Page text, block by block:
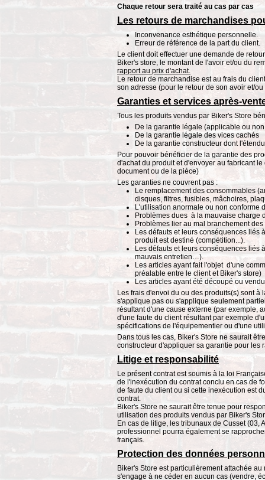
Chaque retour sera traité au cas par cas
Les retours de marchandises
Inconvenance esthétique personnelle.
Erreur de référence de la part du client.
Le client doit effectuer une demande de
Biker's store, le montant de l'avoir et/ou du
rapport au prix d'achat.
Le retour de marchandise est au frais du
son adresse (pour le retour de son avoir et/
Garanties et services après-
Tous les produits vendus par Biker's Store
De la garantie légale (applicable ou
De la garantie légale des vices cachés
De la garantie constructeur dont
Pour pouvoir bénéficier de la garantie des
d'achat du produit et d'envoyer au fabricant
document ou de la pièce)
Les garanties ne couvrent pas :
Le remplacement des consommables
disques, filtres, fusibles, mâchoires,
L'utilisation anormale ou non conforme
Problèmes dues à la mauvaise charge
Problèmes lier au mal branchement
Les défauts et leurs conséquences liés
produit est destiné (compétition...).
Les défauts et leurs conséquences liés
mauvais entretien…).
Les articles ayant fait l'objet d'une
préalable entre le client et Biker's store)
Les articles ayant été découpé ou
Les frais d'envoi du ou des produits(s) sont
s'applique pas ou s'applique seulement
résultant d'une cause externe (par exemple,
d'une faute du client résultant par exemple
spécifications de l'équipementier ou d'une
Dans tous les cas, Biker's Store ne saurait
constructeur d'appliquer sa garantie pour les
Litige et responsabilité
Le présent contrat est soumis à la loi
de l'inexécution du contrat conclu en cas de
de faute du client ou si cette inexécution est
contrat.
Biker's Store ne saurait être tenue pour
utilisation des produits vendus par Biker's
En cas de litige, les tribunaux de Cusset (03,
professionnel pourra également se
français.
Protection des données
Biker's Store est particulièrement attachée
s'engage à ne céder en aucun cas (vendre,